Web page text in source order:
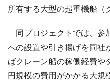
所有する大型の起重機船（
同プロジェクトでは、参
への設置や引き揚げを同社
ばクレーン船の稼働経費や
円規模の費用がかかる大規